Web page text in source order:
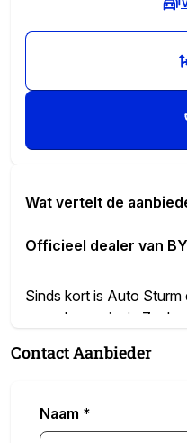
Wat vertelt de
Officieel dealer van
Sinds kort is Auto
voor de provincie
gebied van onderhoud
Contact Aanbieder
Naam *